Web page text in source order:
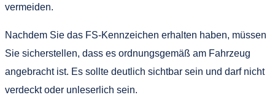
vermeiden.
Nachdem Sie das FS-Kennzeichen erhalten haben, müssen
Sie sicherstellen, dass es ordnungsgemäß am Fahrzeug
angebracht ist. Es sollte deutlich sichtbar sein und darf nicht
verdeckt oder unleserlich sein.